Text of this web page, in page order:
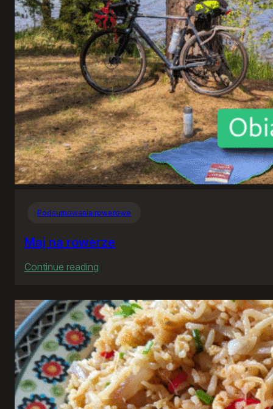
Podsumowania rowerowe
Maj na rowerze
Continue reading
na
rowerze